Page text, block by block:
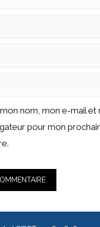
nom, mon e-mail et
pour mon